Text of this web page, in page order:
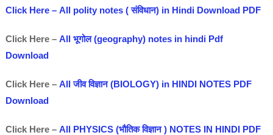
Click Here – All polity notes ( संविधान) in Hindi Download PDF
Click Here – All भूगोल (geography) notes in hindi Pdf
Download
Click Here – All जीव विज्ञान (BIOLOGY) in HINDI NOTES PDF
Download
Click Here – All PHYSICS (भौतिक विज्ञान ) NOTES IN HINDI PDF